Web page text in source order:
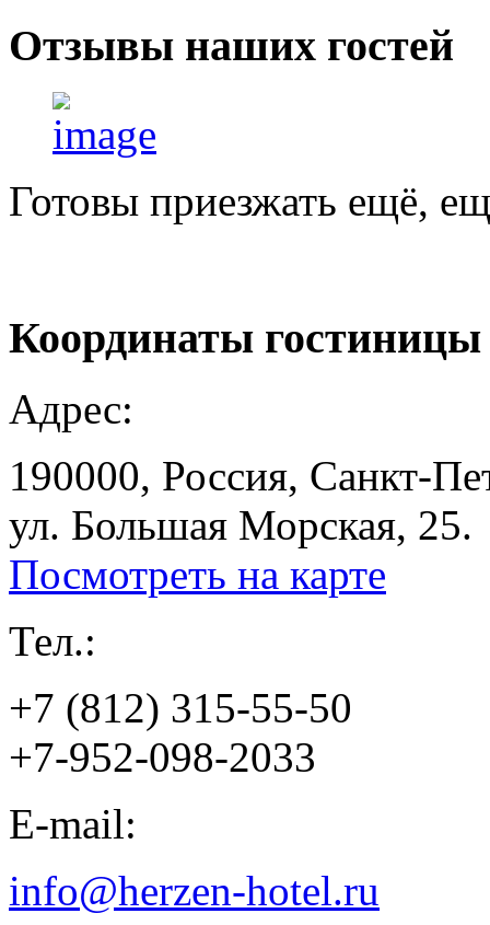
Отзывы наших гостей
Готовы приезжать ещё,
Координаты гостиницы
Адрес:
190000, Россия, Санкт-
ул. Большая Морская, 25.
Посмотреть на карте
Тел.:
+7 (812) 315-55-50
+7-952-098-2033
E-mail:
info@herzen-hotel.ru